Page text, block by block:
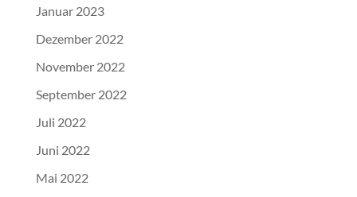
Januar 2023
Dezember 2022
November 2022
September 2022
Juli 2022
Juni 2022
Mai 2022